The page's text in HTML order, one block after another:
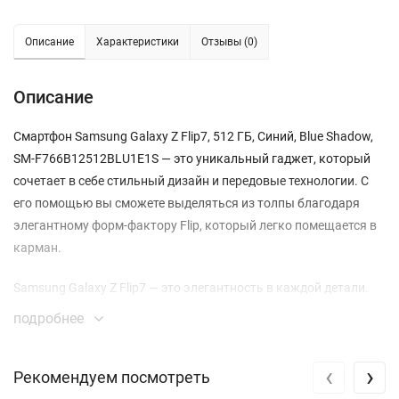
Описание Характеристики Отзывы (0)
Описание
Смартфон Samsung Galaxy Z Flip7, 512 ГБ, Синий, Blue Shadow,
SM-F766B12512BLU1E1S — это уникальный гаджет, который
сочетает в себе стильный дизайн и передовые технологии. С
его помощью вы сможете выделяться из толпы благодаря
элегантному форм-фактору Flip, который легко помещается в
карман.
Samsung Galaxy Z Flip7 — это элегантность в каждой детали.
Рамки экрана толщиной всего 1.25 мм и обновлённый
смартфон стал на 6% тоньше, а в сложенном — на 8%
подробнее
Рекомендуем посмотреть ‹ ›